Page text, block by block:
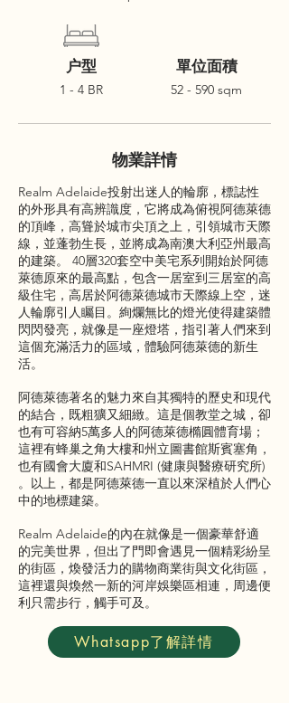
户型
1 - 4 BR
單位面積
52 - 590 sqm
物業詳情
Realm Adelaide投射出迷人的輪廓，標誌性
的外形具有高辨識度，它將成為俯視阿德萊德
的頂峰，高聳於城市尖頂之上，引領城市天際
線，並蓬勃生長，並將成為南澳大利亞州最高
的建築。 40層320套空中美宅系列開始於阿德
萊德原來的最高點，包含一居室到三居室的高
級住宅，高居於阿德萊德城市天際線上空，迷
人輪廓引人矚目。絢爛無比的燈光使得建築體
閃閃發亮，就像是一座燈塔，指引著人們來到
這個充滿活力的區域，體驗阿德萊德的新生
活。
阿德萊德著名的魅力來自其獨特的歷史和現代
的結合，既粗獷又細緻。這是個教堂之城，卻
也有可容納5萬多人的阿德萊德橢圓體育場；
這裡有蜂巢之角大樓和州立圖書館斯賓塞角，
也有國會大廈和SAHMRI (健康與醫療研究所)
。以上，都是阿德萊德一直以來深植於人們心
中的地標建築。
Realm Adelaide的內在就像是一個豪華舒適
的完美世界，但出了門即會遇見一個精彩紛呈
的街區，煥發活力的購物商業街與文化街區，
這裡還與煥然一新的河岸娛樂區相連，周邊便
利只需步行，觸手可及。
Whatsapp了解詳情